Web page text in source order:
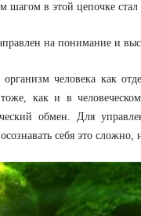
в этой цепочке стал
на понимание и
человека как
как и в
обмен. Для
себя это